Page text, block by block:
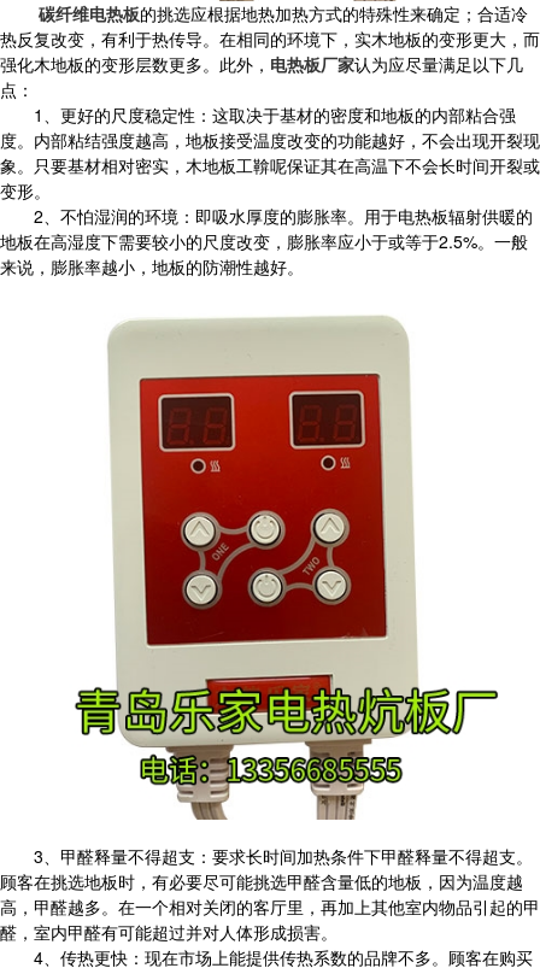
碳纤维电热板的挑选应根据地热加热方式的特殊性来确定；合适冷
热反复改变，有利于热传导。在相同的环境下，实木地板的变形更大，而
强化木地板的变形层数更多。此外， 电热板厂家认为应尽量满足以下几
点：
1、更好的尺度稳定性：这取决于基材的密度和地板的内部粘合强
度。内部粘结强度越高，地板接受温度改变的功能越好，不会出现开裂现
象。只要基材相对密实，木地板工鞥呢保证其在高温下不会长时间开裂或
变形。
2、不怕湿润的环境：即吸水厚度的膨胀率。用于电热板辐射供暖的
地板在高湿度下需要较小的尺度改变，膨胀率应小于或等于2.5%。一般
来说，膨胀率越小，地板的防潮性越好。
3、甲醛释量不得超支：要求长时间加热条件下甲醛释量不得超支。
顾客在挑选地板时，有必要尽可能挑选甲醛含量低的地板，因为温度越
高，甲醛越多。在一个相对关闭的客厅里，再加上其他室内物品引起的甲
醛，室内甲醛有可能超过并对人体形成损害。
4、传热更快：现在市场上能提供传热系数的品牌不多。顾客在购买